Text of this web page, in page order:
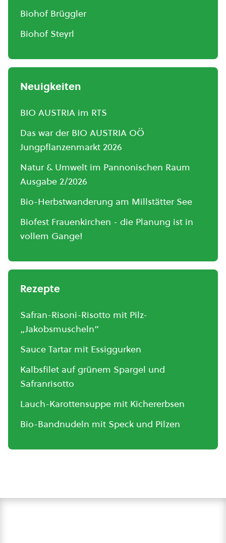
Biohof Brüggler
Biohof Steyrl
Neuigkeiten
BIO AUSTRIA im RTS
Das war der BIO AUSTRIA OÖ
Jungpflanzenmarkt 2026
Natur & Umwelt im Pannonischen Raum
Ausgabe 2/2026
Bio-Herbstwanderung am Millstätter See
Biofest Frauenkirchen - die Planung ist in
vollem Gange!
Rezepte
Safran-Risoni-Risotto mit Pilz-
„Jakobsmuscheln“
Sauce Tartar mit Essiggurken
Kalbsfilet auf grünem Spargel und
Safranrisotto
Lauch-Karottensuppe mit Kichererbsen
Bio-Bandnudeln mit Speck und Pilzen